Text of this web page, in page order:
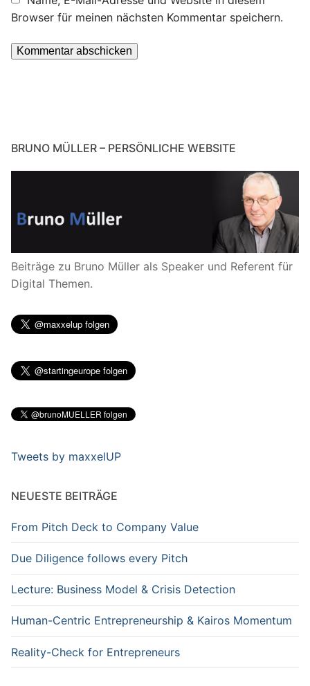
Browser für meinen nächsten Kommentar speichern.
BRUNO MÜLLER – PERSÖNLICHE WEBSITE
Beiträge zu Bruno Müller als Speaker und Referent für
Digital Themen.
Tweets by maxxelUP
NEUESTE BEITRÄGE
From Pitch Deck to Company Value
Due Diligence follows every Pitch
Lecture: Business Model & Crisis Detection
Human-Centric Entrepreneurship & Kairos Momentum
Reality-Check for Entrepreneurs